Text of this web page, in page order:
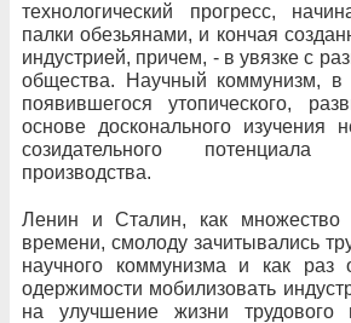
технологический прогресс,
палки обезьянами, и кончая
индустрией, причем, - в увязке с
общества. Научный коммунизм, в
появившегося утопического,
основе досконального изучения
созидательного потенциала
производства.
Ленин и Сталин, как множество
времени, смолоду зачитывались
научного коммунизма и как раз
одержимости мобилизовать
на улучшение жизни